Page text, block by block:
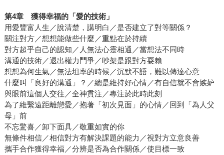
第4章 獲得幸福的「愛的技術」
用愛豐富人生／說清楚，講明白／是否建立了對等關係？
關注對方／想想能做些什麼／重點在於持續
對方超乎自己的認知／人無法心靈相通／當想法不同時
溝通的技術／退出權力鬥爭／吵架是跟對方耍賴
想想為何生氣／無法坦率的時候／沉默不語，難以傳達心意
什麼叫「良好的溝通」？／總是維持好心情／有自信就不會嫉妒
與眼前這個人交往／全神貫注／專注於此時此刻
為了維繫遠距離戀愛／抱著「初次見面」的心情／回到「為人父
母」前
不忘驚喜／卸下面具／敬重如實的你
無條件相信／相信對方有解決課題的能力／視對方立意良善
攜手合作獲得幸福／分辨是否為合作關係／使目標一致